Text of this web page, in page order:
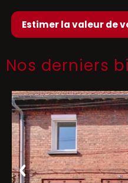
Estimer la valeur de
Nos derniers